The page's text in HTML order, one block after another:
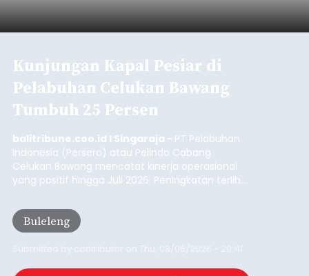
Kunjungan Kapal Pesiar di
Pelabuhan Celukan Bawang
Tumbuh 25 Persen
balitribune.coo.id I Singaraja - PT Pelabuhan
Indonesia (Persero) atau Pelindo Cabang
Celukan Bawang mencatat kinerja operasional
yang positif hingga Juli 2026. Peningkatan terlihat
Tonnage (GT), atau tumbuh 12,4 persen
dibandingkan periode yang sama tahun lalu
yang tercatat sebesar 1,32 juta GT.
Buleleng